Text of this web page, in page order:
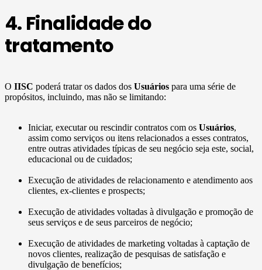
4. Finalidade do
tratamento
O IISC poderá tratar os dados dos Usuários para uma série de
propósitos, incluindo, mas não se limitando:
Iniciar, executar ou rescindir contratos com os Usuários,
assim como serviços ou itens relacionados a esses contratos,
entre outras atividades típicas de seu negócio seja este, social,
educacional ou de cuidados;
Execução de atividades de relacionamento e atendimento aos
clientes, ex-clientes e prospects;
Execução de atividades voltadas à divulgação e promoção de
seus serviços e de seus parceiros de negócio;
Execução de atividades de marketing voltadas à captação de
novos clientes, realização de pesquisas de satisfação e
divulgação de benefícios;